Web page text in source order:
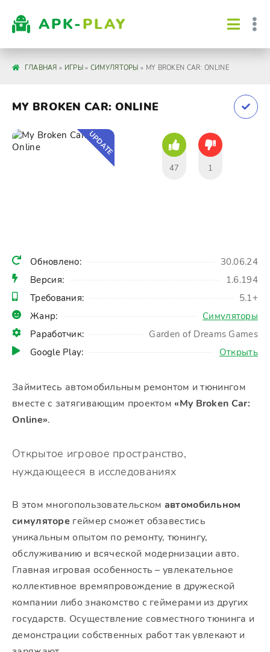
APK-PLAY
ГЛАВНАЯ » ИГРЫ» СИМУЛЯТОРЫ » MY BROKEN CAR: ONLINE
MY BROKEN CAR: ONLINE
Обновлено:
30.06.24
Версия:
1.6.194
Требования:
5.1+
Жанр:
Симуляторы
Раработчик:
Garden of Dreams Games
Google Play:
Открыть
UPDATE
47 1
Займитесь автомобильным ремонтом и тюнингом
вместе с затягивающим проектом «My Broken Car:
Online».
Открытое игровое пространство,
нуждающееся в исследованиях
В этом многопользовательском автомобильном
симуляторе геймер сможет обзавестись
уникальным опытом по ремонту, тюнингу,
обслуживанию и всяческой модернизации авто.
Главная игровая особенность – увлекательное
коллективное времяпровождение в дружеской
компании либо знакомство с геймерами из других
государств. Осуществление совместного тюнинга и
демонстрации собственных работ так увлекают и